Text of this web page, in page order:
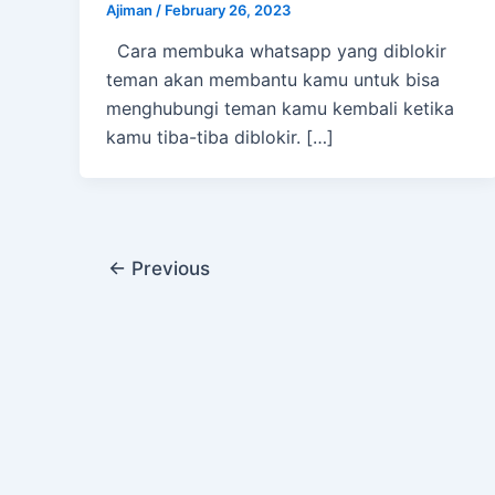
Ajiman / February 26, 2023
Cara membuka whatsapp yang diblokir
teman akan membantu kamu untuk bisa
menghubungi teman kamu kembali ketika
kamu tiba-tiba diblokir. […]
Post← Previous